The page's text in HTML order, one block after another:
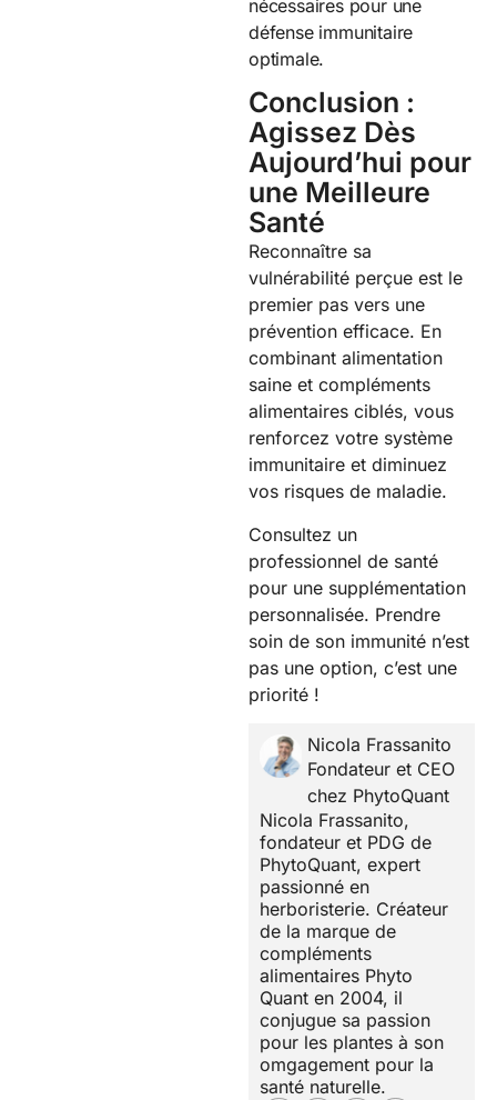
nécessaires pour une
défense immunitaire
optimale.
Conclusion :
Agissez Dès
Aujourd’hui pour
une Meilleure
Santé
Reconnaître sa
vulnérabilité perçue est le
premier pas vers une
prévention efficace. En
combinant alimentation
saine et compléments
alimentaires ciblés, vous
renforcez votre système
immunitaire et diminuez
vos risques de maladie.
Consultez un
professionnel de santé
pour une supplémentation
personnalisée. Prendre
soin de son immunité n’est
pas une option, c’est une
priorité !
Nicola Frassanito
Fondateur et CEO
chez PhytoQuant
Nicola Frassanito,
fondateur et PDG de
PhytoQuant, expert
passionné en
herboristerie. Créateur
de la marque de
compléments
alimentaires Phyto
Quant en 2004, il
conjugue sa passion
pour les plantes à son
omgagement pour la
santé naturelle.